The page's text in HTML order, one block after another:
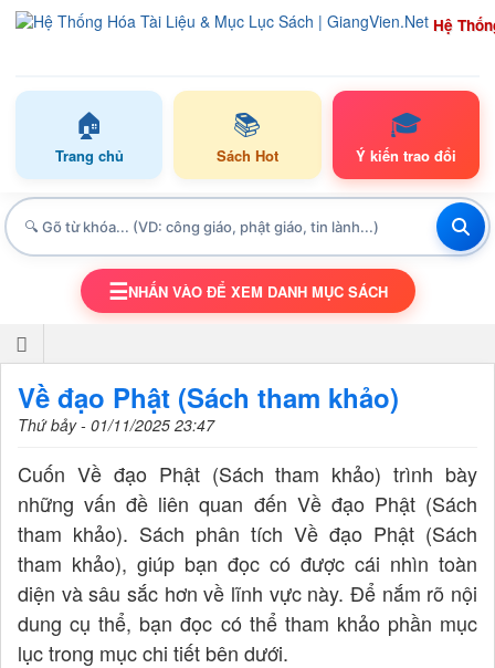
Hệ
🏠
Trang chủ
📚
Sách Hot
🎓
Ý kiến trao đổi
TOGGLE NAVIGATION
☰NHẤN VÀO ĐỂ XEM DANH MỤC SÁCH
Về đạo Phật (Sách tham khảo)
Thứ bảy - 01/11/2025 23:47
Cuốn Về đạo Phật (Sách tham khảo) trình bày
những vấn đề liên quan đến Về đạo Phật (Sách
tham khảo). Sách phân tích Về đạo Phật (Sách
tham khảo), giúp bạn đọc có được cái nhìn toàn
diện và sâu sắc hơn về lĩnh vực này. Để nắm rõ nội
dung cụ thể, bạn đọc có thể tham khảo phần mục
lục trong mục chi tiết bên dưới.